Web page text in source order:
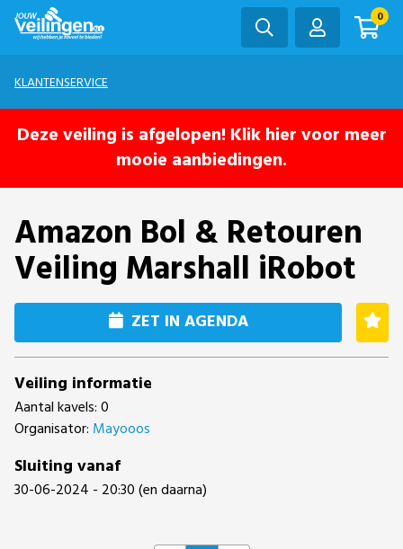
0
KLANTENSERVICE
Deze veiling is afgelopen! Klik hier voor meer
mooie aanbiedingen.
Amazon Bol & Retouren
Veiling Marshall iRobot
ZET IN AGENDA
Veiling informatie
Aantal kavels: 0
Organisator: Mayooos
Sluiting vanaf
30-06-2024 - 20:30 (en daarna)